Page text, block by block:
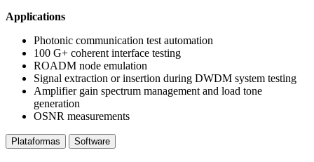
Applications
Photonic communication test automation
100 G+ coherent interface testing
ROADM node emulation
Signal extraction or insertion during DWDM system testing
Amplifier gain spectrum management and load tone
generation
OSNR measurements
Plataformas Software